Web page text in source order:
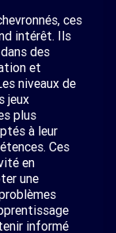
ces
intérêt. Ils
des
et
niveaux de
jeux
plus
à leur
Ces
en
une
informé